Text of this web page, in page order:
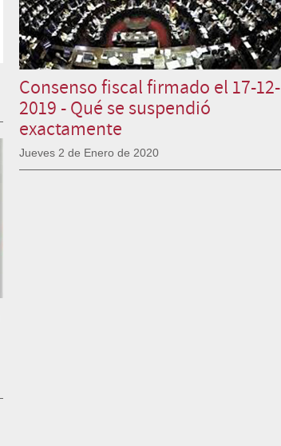
Consenso fiscal firmado el 17-12-
2019 - Qué se suspendió
exactamente
Jueves 2 de Enero de 2020